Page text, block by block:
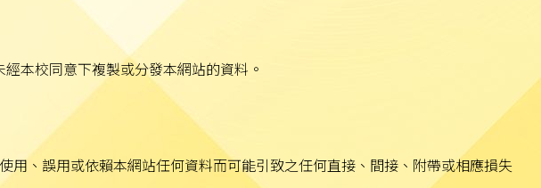
本校同意下複製或分發本網站的資料。
、誤用或依賴本網站任何資料而可能引致之任何直接、間接、附帶或相應損失